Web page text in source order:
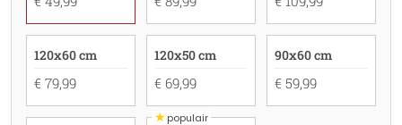
120x60 cm
€ 79,99
120x50 cm
€ 69,99
90x60 cm
€ 59,99
★populair